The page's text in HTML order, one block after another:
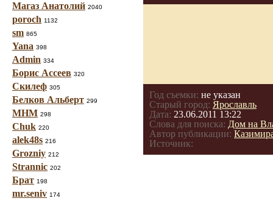
Магаз Анатолий 2040
poroch 1132
sm 865
Yana 398
Admin 334
Борис Ассеев 320
Скилеф 305
Белков Альберт 299
МНМ 298
Chuk 220
alek48s 216
Grozniy 212
Strannic 202
Брат 198
mr.seniv 174
Год съемки: не указан
Старый город: Ярославль
Дата: 23.06.2011 13:22
Слова для поиска: Дом на
Автор публикации:
Источник: